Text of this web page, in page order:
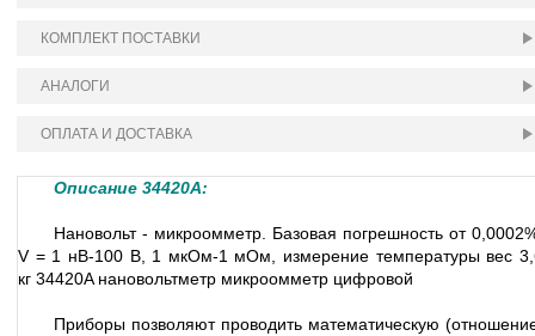
КОМПЛЕКТ ПОСТАВКИ
АНАЛОГИ
ОПЛАТА И ДОСТАВКА
Описание 34420A:
Нановольт - микроомметр. Базовая погрешность от
V = 1 нВ-100 В, 1 мкОм-1 мОм, измерение температуры вес
кг 34420A нановольтметр микроомметр цифровой
Приборы позволяют проводить математическую